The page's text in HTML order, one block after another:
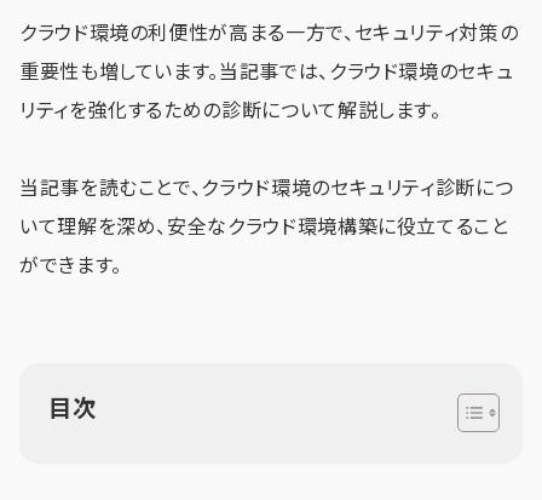
クラウド環境の利便性が高まる一方で、セキュリティ対策の
重要性も増しています。当記事では、クラウド環境のセキュ
リティを強化するための診断について解説します。
当記事を読むことで、クラウド環境のセキュリティ診断につ
いて理解を深め、安全なクラウド環境構築に役立てること
ができます。
目次